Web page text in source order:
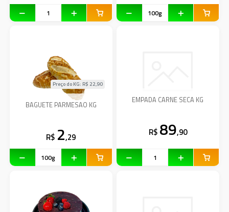
BAGUETE PARMESAO KG
Preço do KG: R$ 22,90
R$ 2,29
EMPADA CARNE SECA KG
R$ 89,90